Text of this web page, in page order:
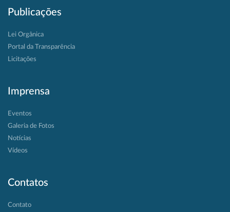
Publicações
Lei Orgânica
Portal da Transparência
Licitações
Imprensa
Eventos
Galeria de Fotos
Notícias
Vídeos
Contatos
Contato